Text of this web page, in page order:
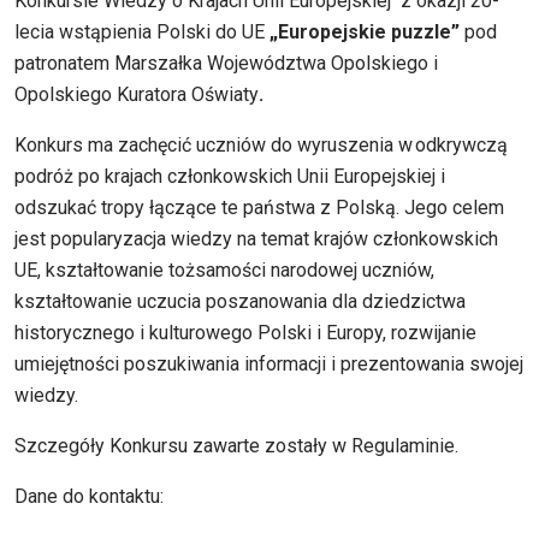
lecia wstąpienia Polski do UE „Europejskie puzzle” pod
patronatem Marszałka Województwa Opolskiego i
Opolskiego Kuratora Oświaty.
Konkurs ma zachęcić uczniów do wyruszenia w odkrywczą
podróż po krajach członkowskich Unii Europejskiej i
odszukać tropy łączące te państwa z Polską. Jego celem
jest popularyzacja wiedzy na temat krajów członkowskich
UE, kształtowanie tożsamości narodowej uczniów,
kształtowanie uczucia poszanowania dla dziedzictwa
historycznego i kulturowego Polski i Europy, rozwijanie
umiejętności poszukiwania informacji i prezentowania swojej
wiedzy.
Szczegóły Konkursu zawarte zostały w Regulaminie.
Dane do kontaktu: